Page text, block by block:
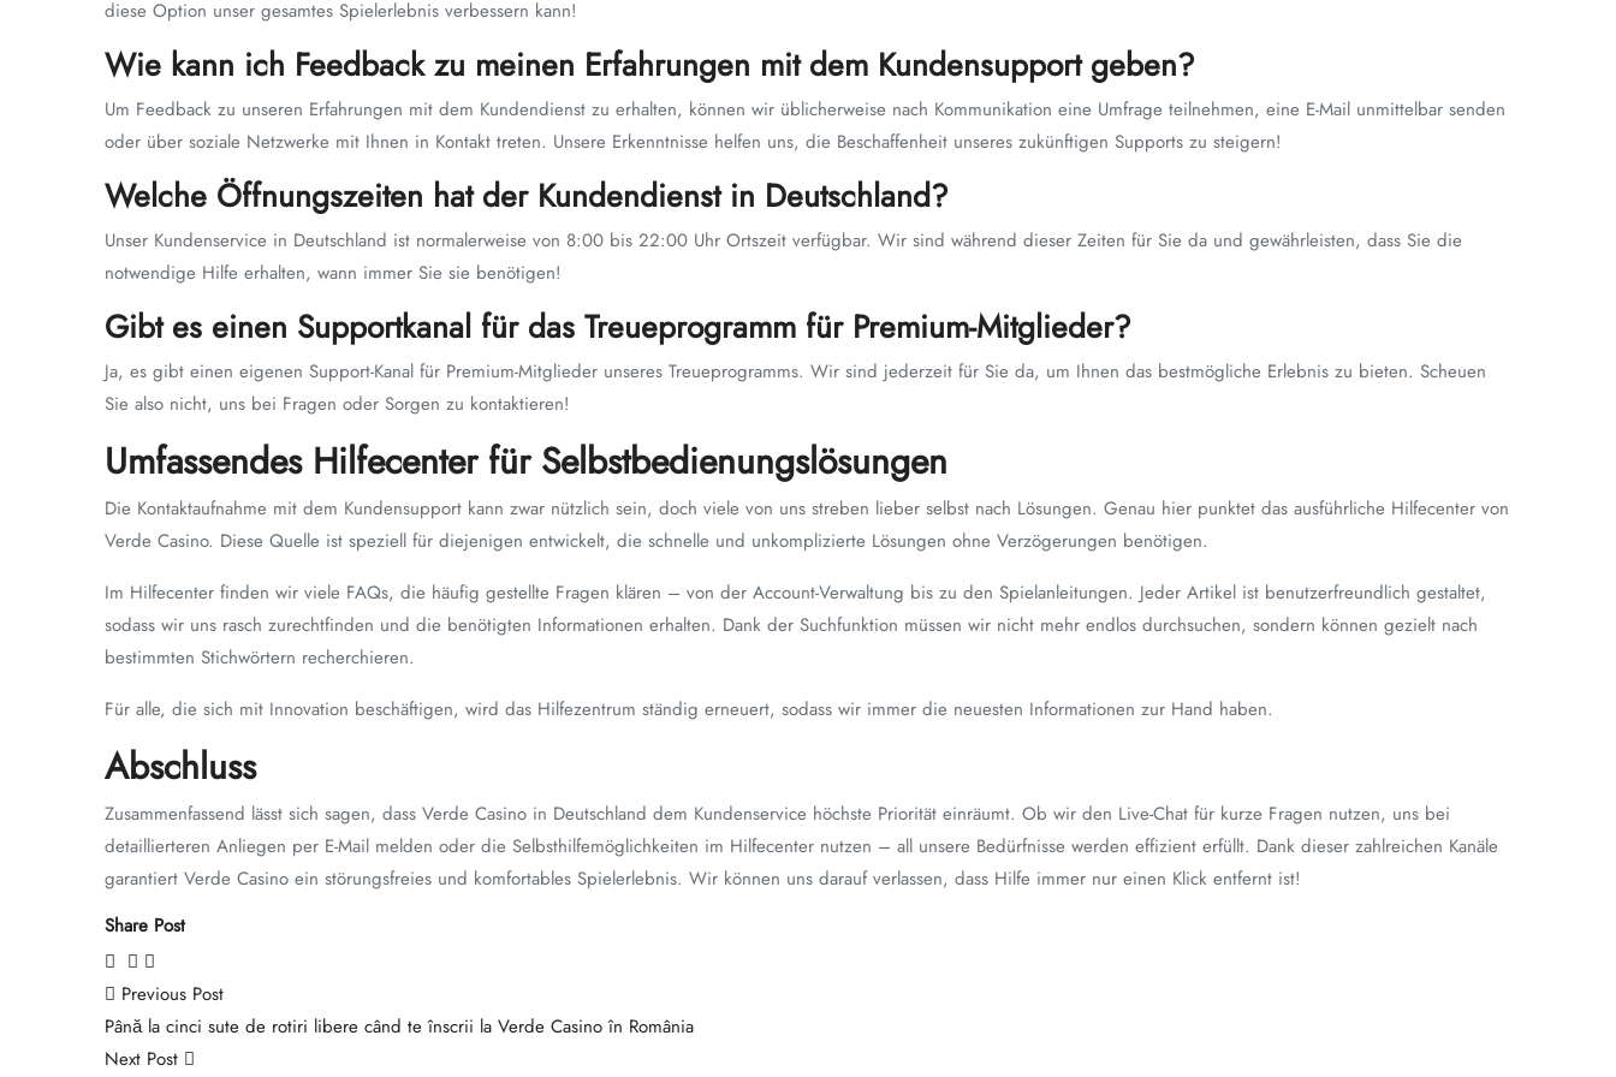
diese Option unser gesamtes Spielerlebnis verbessern kann!
Wie kann ich Feedback zu meinen Erfahrungen mit dem Kundensupport geben?
Um Feedback zu unseren Erfahrungen mit dem Kundendienst zu erhalten, können wir üblicherweise nach Kommunikation eine Umfrage teilnehmen, eine E-Mail unmittelbar senden
oder über soziale Netzwerke mit Ihnen in Kontakt treten. Unsere Erkenntnisse helfen uns, die Beschaffenheit unseres zukünftigen Supports zu steigern!
Welche Öffnungszeiten hat der Kundendienst in Deutschland?
Unser Kundenservice in Deutschland ist normalerweise von 8:00 bis 22:00 Uhr Ortszeit verfügbar. Wir sind während dieser Zeiten für Sie da und gewährleisten, dass Sie die
notwendige Hilfe erhalten, wann immer Sie sie benötigen!
Gibt es einen Supportkanal für das Treueprogramm für Premium-Mitglieder?
Ja, es gibt einen eigenen Support-Kanal für Premium-Mitglieder unseres Treueprogramms. Wir sind jederzeit für Sie da, um Ihnen das bestmögliche Erlebnis zu bieten. Scheuen
Sie also nicht, uns bei Fragen oder Sorgen zu kontaktieren!
Umfassendes Hilfecenter für Selbstbedienungslösungen
Die Kontaktaufnahme mit dem Kundensupport kann zwar nützlich sein, doch viele von uns streben lieber selbst nach Lösungen. Genau hier punktet das ausführliche Hilfecenter von
Verde Casino. Diese Quelle ist speziell für diejenigen entwickelt, die schnelle und unkomplizierte Lösungen ohne Verzögerungen benötigen.
Im Hilfecenter finden wir viele FAQs, die häufig gestellte Fragen klären – von der Account-Verwaltung bis zu den Spielanleitungen. Jeder Artikel ist benutzerfreundlich gestaltet,
sodass wir uns rasch zurechtfinden und die benötigten Informationen erhalten. Dank der Suchfunktion müssen wir nicht mehr endlos durchsuchen, sondern können gezielt nach
bestimmten Stichwörtern recherchieren.
Für alle, die sich mit Innovation beschäftigen, wird das Hilfezentrum ständig erneuert, sodass wir immer die neuesten Informationen zur Hand haben.
Abschluss
Zusammenfassend lässt sich sagen, dass Verde Casino in Deutschland dem Kundenservice höchste Priorität einräumt. Ob wir den Live-Chat für kurze Fragen nutzen, uns bei
detaillierteren Anliegen per E-Mail melden oder die Selbsthilfemöglichkeiten im Hilfecenter nutzen – all unsere Bedürfnisse werden effizient erfüllt. Dank dieser zahlreichen Kanäle
garantiert Verde Casino ein störungsfreies und komfortables Spielerlebnis. Wir können uns darauf verlassen, dass Hilfe immer nur einen Klick entfernt ist!
Share Post
Previous Post
Până la cinci sute de rotiri libere când te înscrii la Verde Casino în România
Next Post